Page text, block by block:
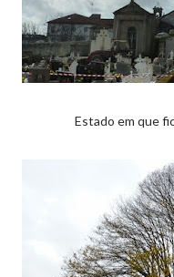
Estado em que